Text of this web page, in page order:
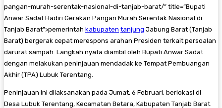
pangan-murah-serentak-nasional-di-tanjab-barat/” title=”Bupati
Anwar Sadat Hadiri Gerakan Pangan Murah Serentak Nasional di
Tanjab Barat”>pemerintah kabupaten tanjung Jabung Barat (Tanjab
Barat) bergerak cepat merespons arahan Presiden terkait persoalan
darurat sampah. Langkah nyata diambil oleh Bupati Anwar Sadat
dengan melakukan peninjauan mendadak ke Tempat Pembuangan
Akhir (TPA) Lubuk Terentang.
Peninjauan ini dilaksanakan pada Jumat, 6 Februari, berlokasi di
Desa Lubuk Terentang, Kecamatan Betara, Kabupaten Tanjab Barat.